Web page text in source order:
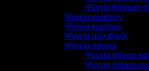
Ψυγεία θάλαμοι
Ψυγεία κρασιών
Ψυγεία κρεάτων
Ψυγεία μαναβικής
Ψυγεία πάγκοι
Ψυγεία πάγκοι
Ψυγεία πάγκοι